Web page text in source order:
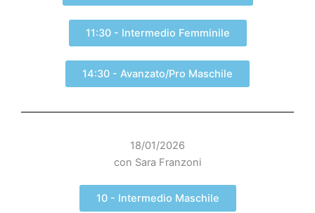
11:30 - Intermedio Femminile
14:30 - Avanzato/Pro Maschile
18/01/2026
con Sara Franzoni
10 - Intermedio Maschile